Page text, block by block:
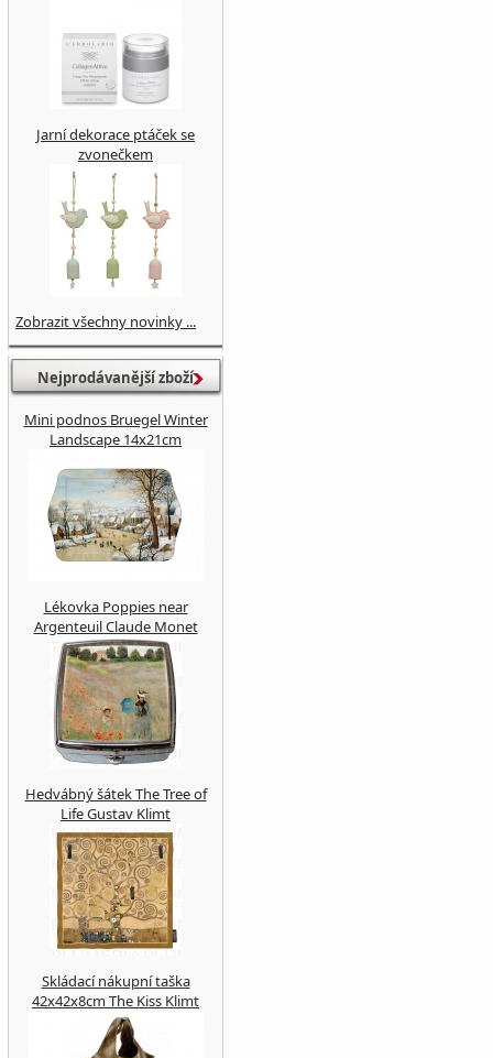
Jarní dekorace ptáček se
zvonečkem
Zobrazit všechny novinky ...
Nejprodávanější zboží
Mini podnos Bruegel Winter
Landscape 14x21cm
Lékovka Poppies near
Argenteuil Claude Monet
Hedvábný šátek The Tree of
Life Gustav Klimt
Skládací nákupní taška
42x42x8cm The Kiss Klimt